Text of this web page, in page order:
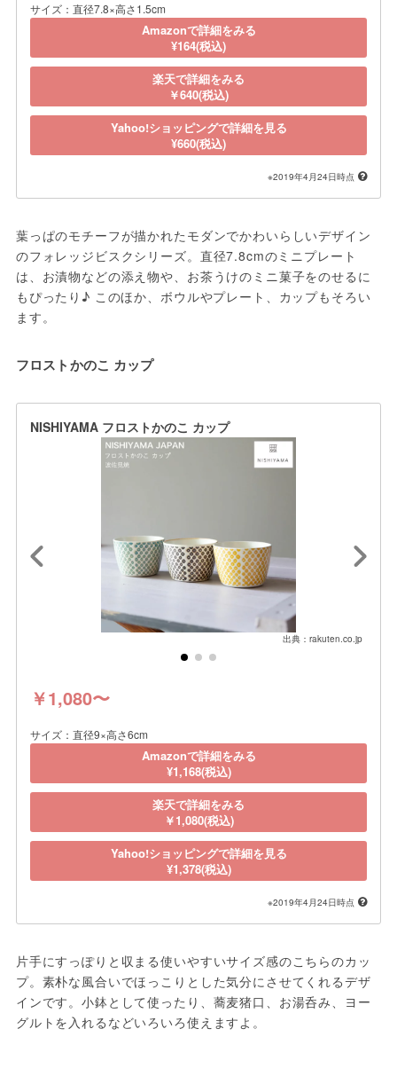
サイズ：直径7.8×高さ1.5cm
Amazonで詳細をみる
¥164(税込)
楽天で詳細をみる
￥640(税込)
Yahoo!ショッピングで詳細を見る
¥660(税込)
※2019年4月24日時点
葉っぱのモチーフが描かれたモダンでかわいらしいデザイン
のフォレッジビスクシリーズ。直径7.8cmのミニプレート
は、お漬物などの添え物や、お茶うけのミニ菓子をのせるに
もぴったり♪ このほか、ボウルやプレート、カップもそろい
ます。
フロストかのこ カップ
NISHIYAMA フロストかのこ カップ
出典：rakuten.co.jp
￥1,080〜
サイズ：直径9×高さ6cm
Amazonで詳細をみる
¥1,168(税込)
楽天で詳細をみる
￥1,080(税込)
Yahoo!ショッピングで詳細を見る
¥1,378(税込)
※2019年4月24日時点
片手にすっぽりと収まる使いやすいサイズ感のこちらのカッ
プ。素朴な風合いでほっこりとした気分にさせてくれるデザ
インです。小鉢として使ったり、蕎麦猪口、お湯呑み、ヨー
グルトを入れるなどいろいろ使えますよ。